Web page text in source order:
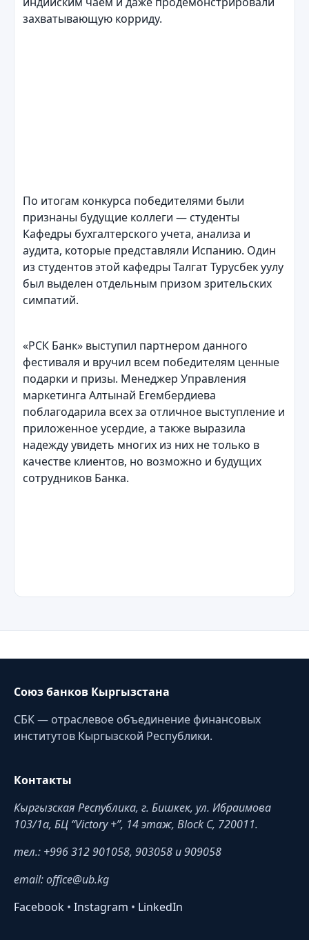
захватывающую корриду.
По итогам конкурса победителями были
признаны будущие коллеги — студенты
Кафедры бухгалтерского учета, анализа и
аудита, которые представляли Испанию. Один
из студентов этой кафедры Талгат Турусбек уулу
был выделен отдельным призом зрительских
симпатий.
«РСК Банк» выступил партнером данного
фестиваля и вручил всем победителям ценные
подарки и призы. Менеджер Управления
маркетинга Алтынай Егембердиева
поблагодарила всех за отличное выступление и
приложенное усердие, а также выразила
надежду увидеть многих из них не только в
качестве клиентов, но возможно и будущих
сотрудников Банка.
Союз банков Кыргызстана
СБК — отраслевое объединение финансовых
институтов Кыргызской Республики.
Контакты
Кыргызская Республика, г. Бишкек, ул. Ибраимова
103/1a, БЦ “Victory +”, 14 этаж, Block C, 720011.
тел.: +996 312 901058, 903058 и 909058
email: office@ub.kg
Facebook • Instagram • LinkedIn